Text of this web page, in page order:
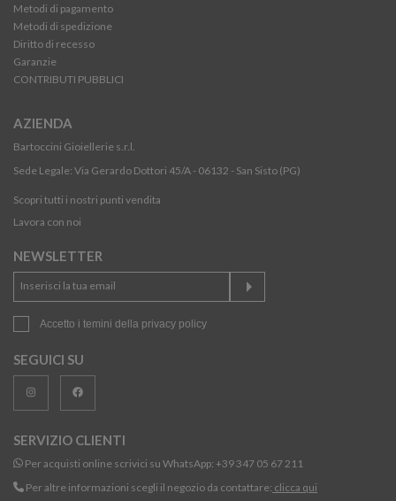
Metodi di pagamento
Metodi di spedizione
Diritto di recesso
Garanzie
CONTRIBUTI PUBBLICI
AZIENDA
Bartoccini Gioiellerie s.r.l.
Sede Legale: Via Gerardo Dottori 45/A - 06132 - San Sisto (PG)
Scopri tutti i nostri punti vendita
Lavora con noi
NEWSLETTER
Accetto i temini della privacy policy
SEGUICI SU
SERVIZIO CLIENTI
Per acquisti online scrivici su WhatsApp: +39 347 05 67 211
Per altre informazioni scegli il negozio da contattare: clicca qui